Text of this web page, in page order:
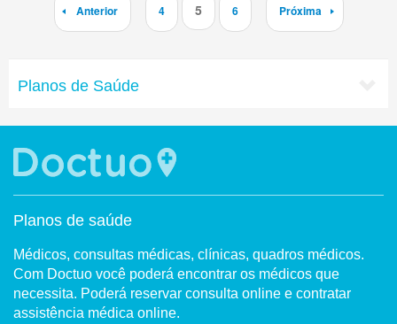
Anterior 4 5 6 Próxima
Planos de Saúde
Planos de saúde
Médicos, consultas médicas, clínicas, quadros médicos.
Com Doctuo você poderá encontrar os médicos que
necessita. Poderá reservar consulta online e contratar
assistência médica online.